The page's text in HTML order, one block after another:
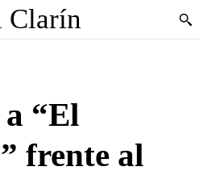
Clarín
“El
frente al